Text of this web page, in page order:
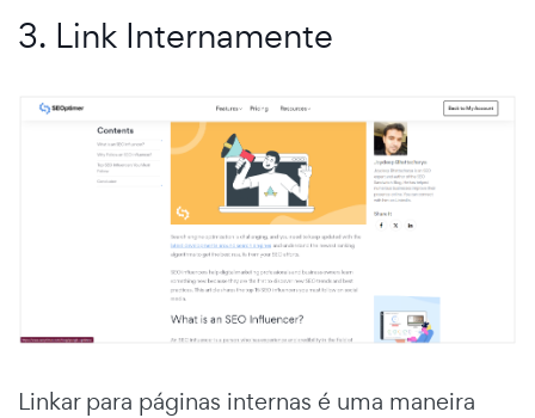
3. Link Internamente
Linkar para páginas internas é uma maneira